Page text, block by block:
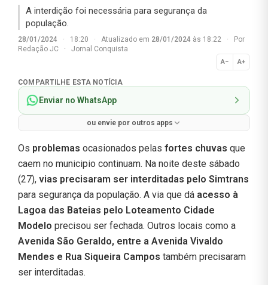
A interdição foi necessária para segurança da
população.
28/01/2024 · 18:20 · Atualizado em 28/01/2024 às 18:22 ·
Por
Redação JC
· Jornal Conquista
A− A+
Normal
COMPARTILHE ESTA NOTÍCIA
Enviar no WhatsApp
ou envie por outros apps
Os problemas ocasionados pelas fortes chuvas que
caem no municipio continuam. Na noite deste sábado
(27), vias precisaram ser interditadas pelo Simtrans
para segurança da população. A via que dá acesso à
Lagoa das Bateias pelo Loteamento Cidade
Modelo precisou ser fechada. Outros locais como a
Avenida São Geraldo, entre a Avenida Vivaldo
Mendes e Rua Siqueira Campos também precisaram
ser interditadas.